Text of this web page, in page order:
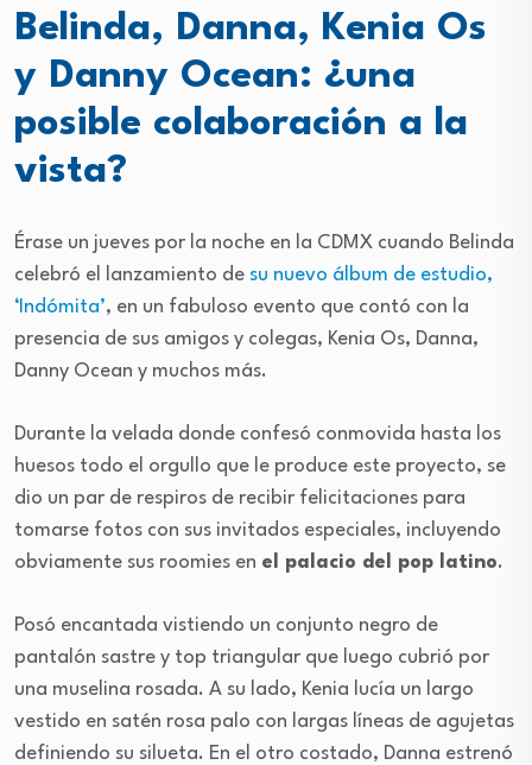
Belinda, Danna, Kenia Os
y Danny Ocean: ¿una
posible colaboración a la
vista?
Érase un jueves por la noche en la CDMX cuando Belinda
celebró el lanzamiento de su nuevo álbum de estudio,
‘Indómita’, en un fabuloso evento que contó con la
presencia de sus amigos y colegas, Kenia Os, Danna,
Danny Ocean y muchos más.
Durante la velada donde confesó conmovida hasta los
huesos todo el orgullo que le produce este proyecto, se
dio un par de respiros de recibir felicitaciones para
tomarse fotos con sus invitados especiales, incluyendo
obviamente sus roomies en el palacio del pop latino.
Posó encantada vistiendo un conjunto negro de
pantalón sastre y top triangular que luego cubrió por
una muselina rosada. A su lado, Kenia lucía un largo
vestido en satén rosa palo con largas líneas de agujetas
definiendo su silueta. En el otro costado, Danna estrenó